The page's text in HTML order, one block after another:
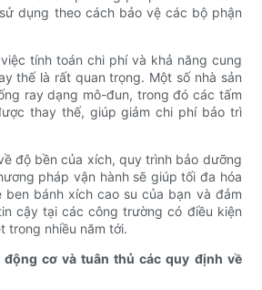
dụng theo cách bảo vệ các bộ phận
tính toán chi phí và khả năng cung
thế là rất quan trọng. Một số nhà sản
ray dạng mô-đun, trong đó các tấm
thay thế, giúp giảm chi phí bảo trì
độ bền của xích, quy trình bảo dưỡng
pháp vận hành sẽ giúp tối đa hóa
bánh xích cao su của bạn và đảm
cậy tại các công trường có điều kiện
trong nhiều năm tới.
động cơ và tuân thủ các quy định về